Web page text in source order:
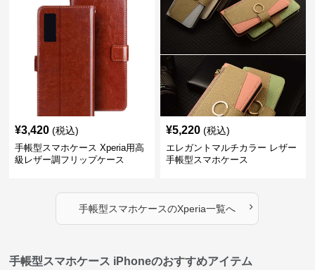
¥3,420 (税込)
手帳型スマホケース Xperia用高
級レザー調フリップケース
¥5,220 (税込)
エレガントマルチカラー レザー
手帳型スマホケース
手帳型スマホケースのXperia一覧へ ›
手帳型スマホケース iPhoneのおすすめアイテム